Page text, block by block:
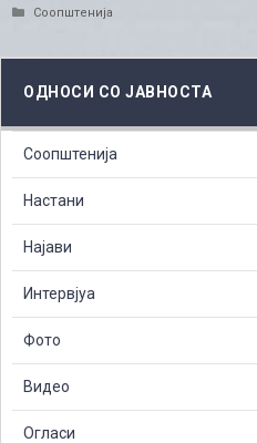
Categories
Соопштенија
ОДНОСИ СО ЈАВНОСТА
Соопштенија
Настани
Најави
Интервјуа
Фото
Видео
Огласи